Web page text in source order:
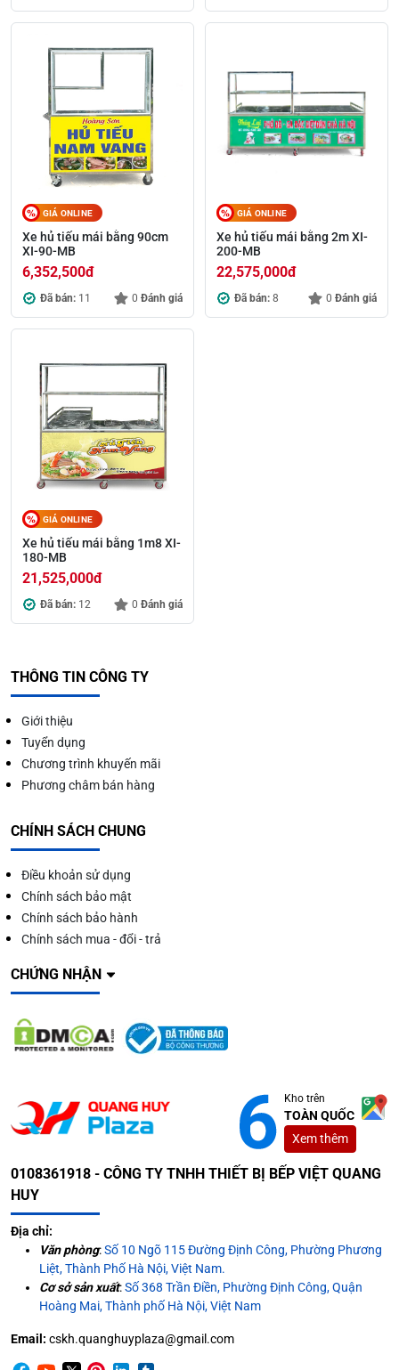
GIÁ ONLINE
Xe hủ tiếu mái bằng 90cm
XI-90-MB
6,352,500đ
Đã bán: 11 0 Đánh giá
GIÁ ONLINE
Xe hủ tiếu mái bằng 2m XI-
200-MB
22,575,000đ
Đã bán: 8 0 Đánh giá
GIÁ ONLINE
Xe hủ tiếu mái bằng 1m8 XI-
180-MB
21,525,000đ
Đã bán: 12 0 Đánh giá
THÔNG TIN CÔNG TY
Giới thiệu
Tuyển dụng
Chương trình khuyến mãi
Phương châm bán hàng
CHÍNH SÁCH CHUNG
Điều khoản sử dụng
Chính sách bảo mật
Chính sách bảo hành
Chính sách mua - đổi - trả
CHỨNG NHẬN
Kho trên
TOÀN QUỐC
Xem thêm
0108361918 - CÔNG TY TNHH THIẾT BỊ BẾP VIỆT QUANG
HUY
Địa chỉ:
Văn phòng:Số 10 Ngõ 115 Đường Định Công, Phường Phương
Liệt, Thành Phố Hà Nội, Việt Nam.
Cơ sở sản xuất:Số 368 Trần Điền, Phường Định Công, Quận
Hoàng Mai, Thành phố Hà Nội, Việt Nam
Email: cskh.quanghuyplaza@gmail.com